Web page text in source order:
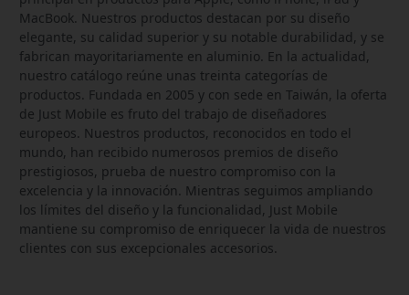
MacBook. Nuestros productos destacan por su diseño
elegante, su calidad superior y su notable durabilidad, y se
fabrican mayoritariamente en aluminio. En la actualidad,
nuestro catálogo reúne unas treinta categorías de
productos. Fundada en 2005 y con sede en Taiwán, la oferta
de Just Mobile es fruto del trabajo de diseñadores
europeos. Nuestros productos, reconocidos en todo el
mundo, han recibido numerosos premios de diseño
prestigiosos, prueba de nuestro compromiso con la
excelencia y la innovación. Mientras seguimos ampliando
los límites del diseño y la funcionalidad, Just Mobile
mantiene su compromiso de enriquecer la vida de nuestros
clientes con sus excepcionales accesorios.